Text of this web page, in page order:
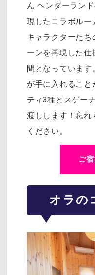
ん ヘンダーラン
現したコラボルー
キャラクターたち
ーンを再現した仕
間となっています
が手に入れること
ティ3種とスゲー
渡しします！忘れ
ください。
ご宿
オラの